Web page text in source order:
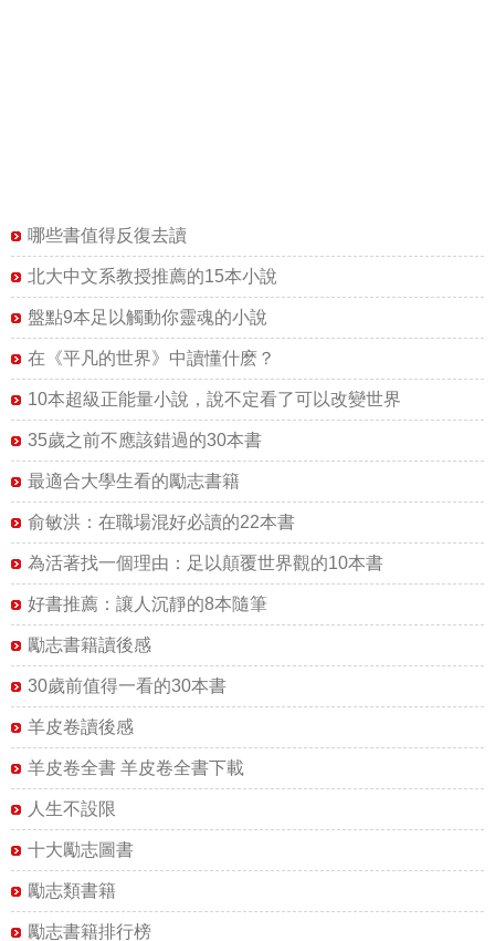
哪些書值得反復去讀
北大中文系教授推薦的15本小說
盤點9本足以觸動你靈魂的小說
在《平凡的世界》中讀懂什麽？
10本超級正能量小說，說不定看了可以改變世界
35歲之前不應該錯過的30本書
最適合大學生看的勵志書籍
俞敏洪：在職場混好必讀的22本書
為活著找一個理由：足以顛覆世界觀的10本書
好書推薦：讓人沉靜的8本隨筆
勵志書籍讀後感
30歲前值得一看的30本書
羊皮卷讀後感
羊皮卷全書 羊皮卷全書下載
人生不設限
十大勵志圖書
勵志類書籍
勵志書籍排行榜